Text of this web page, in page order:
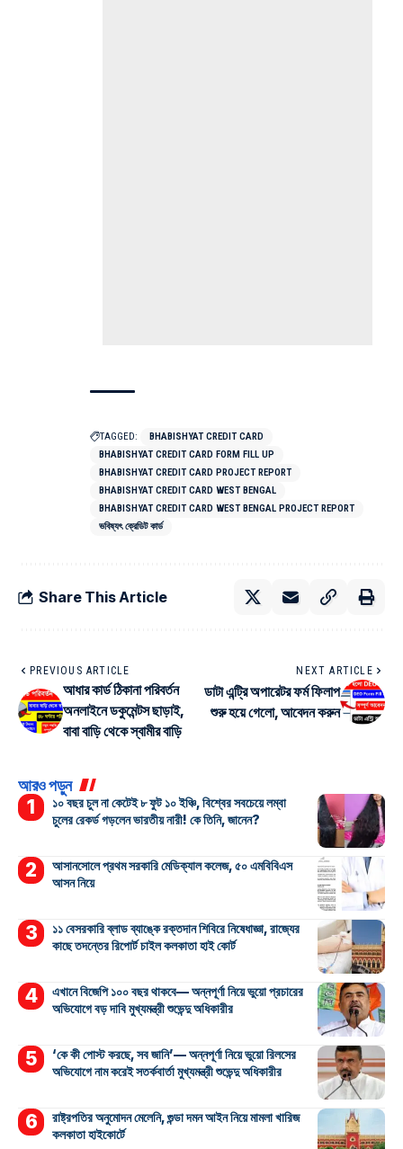
TAGGED:
BHABISHYAT CREDIT CARD
BHABISHYAT CREDIT CARD FORM FILL UP
BHABISHYAT CREDIT CARD PROJECT REPORT
BHABISHYAT CREDIT CARD WEST BENGAL
BHABISHYAT CREDIT CARD WEST BENGAL PROJECT REPORT
ভবিষ্যৎ ক্রেডিট কার্ড
Share This Article
PREVIOUS ARTICLE
আধার কার্ড ঠিকানা পরিবর্তন
অনলাইনে ডকুমেন্টস ছাড়াই,
বাবা বাড়ি থেকে স্বামীর বাড়ি
NEXT ARTICLE
ডাটা এন্ট্রি অপারেটর ফর্ম ফিলাপ
শুরু হয়ে গেলো, আবেদন করুন
আরও পড়ুন
১০ বছর চুল না কেটেই ৮ ফুট ১০ ইঞ্চি, বিশ্বের সবচেয়ে লম্বা
চুলের রেকর্ড গড়লেন ভারতীয় নারী! কে তিনি, জানেন?
আসানসোলে প্রথম সরকারি মেডিক্যাল কলেজ, ৫০ এমবিবিএস
আসন নিয়ে
১১ বেসরকারি ব্লাড ব্যাঙ্কে রক্তদান শিবিরে নিষেধাজ্ঞা, রাজ্যের
কাছে তদন্তের রিপোর্ট চাইল কলকাতা হাই কোর্ট
এখানে বিজেপি ১০০ বছর থাকবে— অন্নপূর্ণা নিয়ে ভুয়ো প্রচারের
অভিযোগে বড় দাবি মুখ্যমন্ত্রী শুভেন্দু অধিকারীর
‘কে কী পোস্ট করছে, সব জানি’— অন্নপূর্ণা নিয়ে ভুয়ো রিলসের
অভিযোগে নাম করেই সতর্কবার্তা মুখ্যমন্ত্রী শুভেন্দু অধিকারীর
রাষ্ট্রপতির অনুমোদন মেলেনি, গুন্ডা দমন আইন নিয়ে মামলা খারিজ
কলকাতা হাইকোর্টে